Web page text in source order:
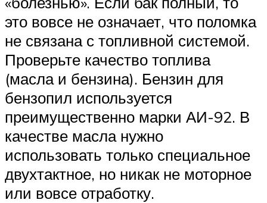
это вовсе не означает, что поломка
не связана с топливной системой.
Проверьте качество топлива
(масла и бензина). Бензин для
бензопил используется
преимущественно марки АИ-92. В
качестве масла нужно
использовать только специальное
двухтактное, но никак не моторное
или вовсе отработку.